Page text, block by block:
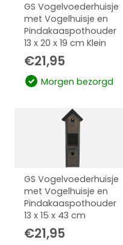
GS Vogelvoederhuisje
met Vogelhuisje en
Pindakaaspothouder
13 x 20 x 19 cm Klein
€21,95
Morgen bezorgd
GS Vogelvoederhuisje
met Vogelhuisje en
Pindakaaspothouder
13 x 15 x 43 cm
€21,95